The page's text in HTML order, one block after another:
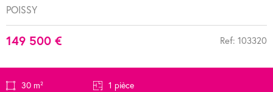
POISSY
149 500 € Ref: 103320
30 m² 1 pièce